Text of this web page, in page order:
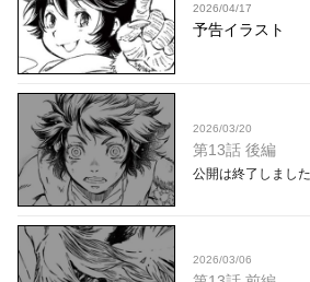
2026/04/17
予告イラスト
2026/03/20
第13話 後編
公開は終了しました
2026/03/06